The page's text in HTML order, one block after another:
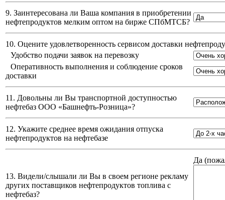
9. Заинтересована ли Ваша компания в приобретении
нефтепродуктов мелким оптом на бирже СПбМТСБ?
10. Оцените удовлетворенность сервисом доставки
Удобство подачи заявок на перевозку
Оперативность выполнения и соблюдение сроков
доставки
11. Довольны ли Вы транспортной доступностью
нефтебаз ООО «Башнефть-Розница»?
12. Укажите среднее время ожидания отпуска
нефтепродуктов на нефтебазе
13. Видели/слышали ли Вы в своем регионе рекламу
других поставщиков нефтепродуктов топлива с
нефтебаз?
Да (